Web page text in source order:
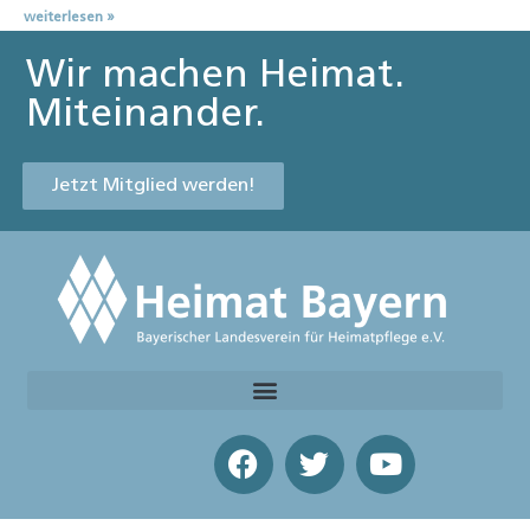
weiterlesen »
Wir machen Heimat.
Miteinander.
Jetzt Mitglied werden!